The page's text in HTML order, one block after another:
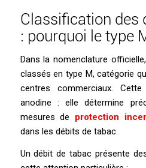
Classification des
: pourquoi le type
Dans la nomenclature
classés en type M, catégorie
centres commerciaux.
anodine : elle détermine
mesures de protection
dans les débits de tabac.
Un débit de tabac présente